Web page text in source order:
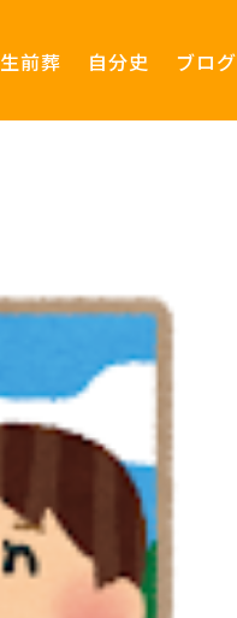
生前葬 自分史 ブログ